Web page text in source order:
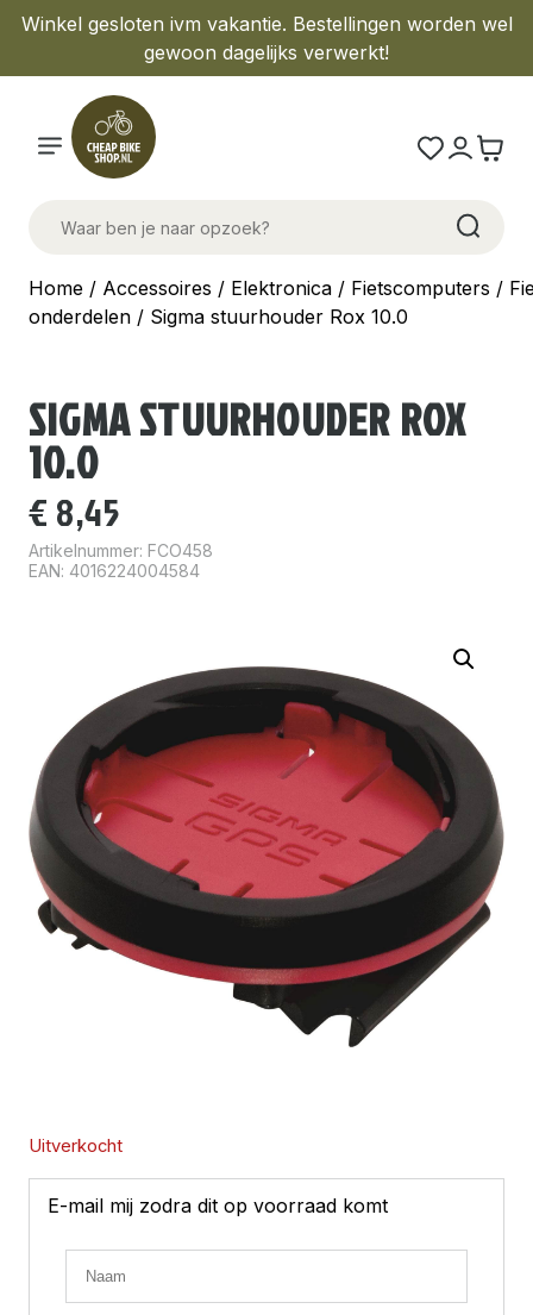
Winkel gesloten ivm vakantie. Bestellingen worden wel
gewoon dagelijks verwerkt!
Home / Accessoires / Elektronica / Fietscomputers /
onderdelen / Sigma stuurhouder Rox 10.0
SIGMA STUURHOUDER ROX
10.0
€ 8,45
Artikelnummer: FCO458
EAN: 4016224004584
Uitverkocht
E-mail mij zodra dit op voorraad komt